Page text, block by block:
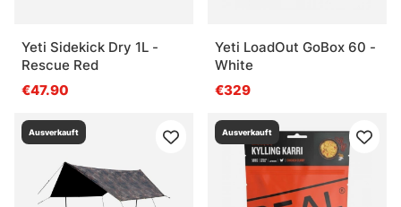
Yeti Sidekick Dry 1L -
Rescue Red
€47.90
Yeti LoadOut GoBox 60 -
White
€329
Ausverkauft Ausverkauft